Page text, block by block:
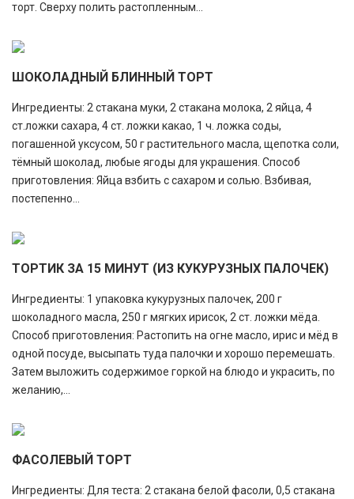
торт. Сверху полить растопленным...
ШОКОЛАДНЫЙ БЛИННЫЙ ТОРТ
Ингредиенты: 2 стакана муки, 2 стакана молока, 2 яйца, 4
ст.ложки сахара, 4 ст. ложки какао, 1 ч. ложка соды,
погашенной уксусом, 50 г растительного масла, щепотка соли,
тёмный шоколад, любые ягоды для украшения. Способ
приготовления: Яйца взбить с сахаром и солью. Взбивая,
постепенно...
ТОРТИК ЗА 15 МИНУТ (ИЗ КУКУРУЗНЫХ ПАЛОЧЕК)
Ингредиенты: 1 упаковка кукурузных палочек, 200 г
шоколадного масла, 250 г мягких ирисок, 2 ст. ложки мёда.
Способ приготовления: Растопить на огне масло, ирис и мёд в
одной посуде, высыпать туда палочки и хорошо перемешать.
Затем выложить содержимое горкой на блюдо и украсить, по
желанию,...
ФАСОЛЕВЫЙ ТОРТ
Ингредиенты: Для теста: 2 стакана белой фасоли, 0,5 стакана